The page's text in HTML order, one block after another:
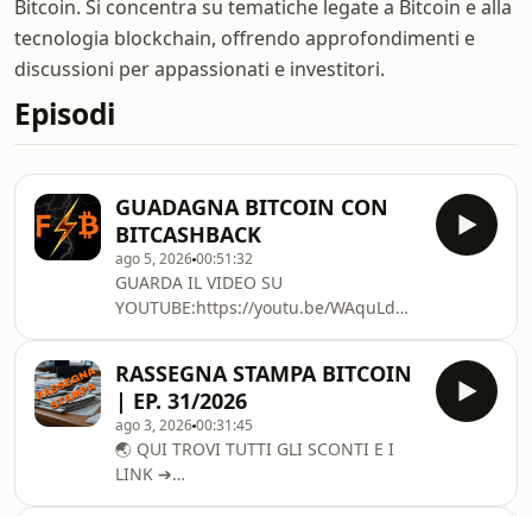
Bitcoin. Si concentra su tematiche legate a Bitcoin e alla
tecnologia blockchain, offrendo approfondimenti e
discussioni per appassionati e investitori.
Episodi
GUADAGNA BITCOIN CON
BITCASHBACK
ago 5, 202600:51:32
GUARDA IL VIDEO SU
YOUTUBE:https://youtu.be/WAquLdMLSBs?
RADDOPPIATO PER IL PRIMO
MESE:https://bitcashback.net/?
r=38823🌏 QUI TROVI TUTTI GLI
SCONTI E I LINK ➔
https://finalstepbitcoin.com/#supportamiSe
desideri supportare il mio lavoro, puoi
RASSEGNA STAMPA BITCOIN
| EP. 31/2026
ago 3, 202600:31:45
🌏 QUI TROVI TUTTI GLI SCONTI E I
LINK ➔